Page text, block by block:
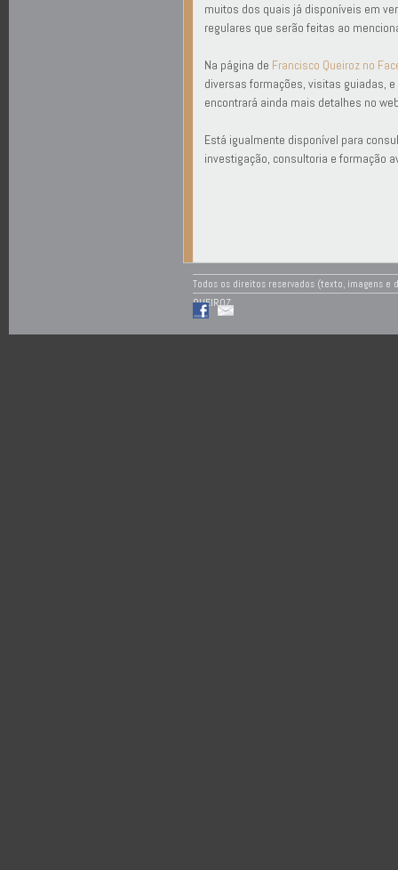
muitos dos quais já disponíveis em
regulares que serão feitas ao
Na página de Francisco Queiroz no
diversas formações, visitas guiadas,
encontrará ainda mais detalhes no
Está igualmente disponível para
investigação, consultoria e formação
Todos os direitos reservados (texto, imagens e
QUEIROZ